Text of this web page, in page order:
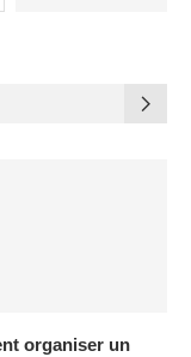
organiser un